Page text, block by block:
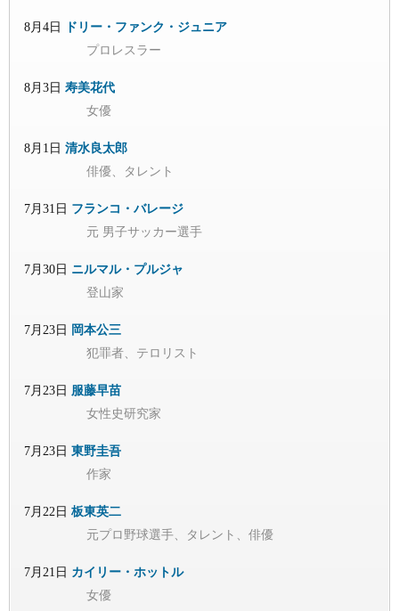
8月4日
ドリー・ファンク・ジュニア
プロレスラー
8月3日 寿美花代
女優
8月1日 清水良太郎
俳優、タレント
7月31日 フランコ・バレージ
元 男子サッカー選手
7月30日 ニルマル・プルジャ
登山家
7月23日 岡本公三
犯罪者、テロリスト
7月23日 服藤早苗
女性史研究家
7月23日 東野圭吾
作家
7月22日 板東英二
元プロ野球選手、タレント、俳優
7月21日 カイリー・ホットル
女優